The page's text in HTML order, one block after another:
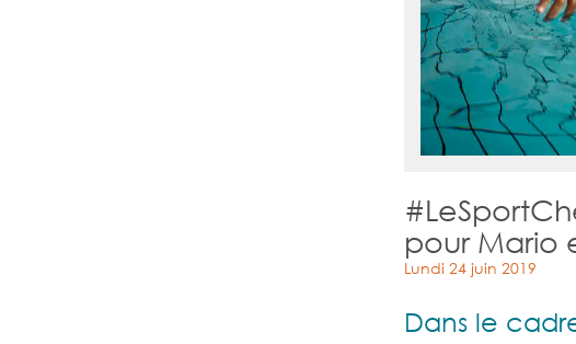
pour Mario
Lundi 24 juin 2019
Dans le